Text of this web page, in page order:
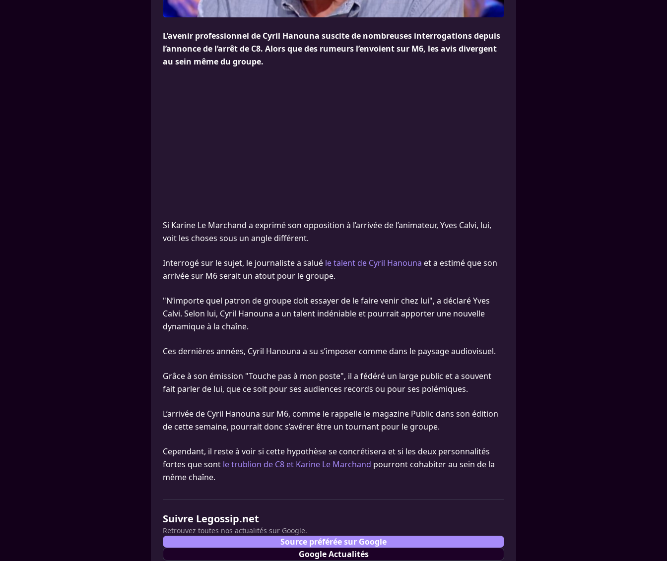
L’avenir professionnel de Cyril Hanouna suscite de nombreuses interrogations depuis
l’annonce de l’arrêt de C8. Alors que des rumeurs l’envoient sur M6, les avis divergent
au sein même du groupe.
Si Karine Le Marchand a exprimé son opposition à l’arrivée de l’animateur, Yves Calvi, lui,
voit les choses sous un angle différent.
Interrogé sur le sujet, le journaliste a salué le talent de Cyril Hanouna et a estimé que son
arrivée sur M6 serait un atout pour le groupe.
"N’importe quel patron de groupe doit essayer de le faire venir chez lui", a déclaré Yves
Calvi. Selon lui, Cyril Hanouna a un talent indéniable et pourrait apporter une nouvelle
dynamique à la chaîne.
Ces dernières années, Cyril Hanouna a su s’imposer comme dans le paysage audiovisuel.
Grâce à son émission "Touche pas à mon poste", il a fédéré un large public et a souvent
fait parler de lui, que ce soit pour ses audiences records ou pour ses polémiques.
L’arrivée de Cyril Hanouna sur M6, comme le rappelle le magazine Public dans son édition
de cette semaine, pourrait donc s’avérer être un tournant pour le groupe.
Cependant, il reste à voir si cette hypothèse se concrétisera et si les deux personnalités
fortes que sont le trublion de C8 et Karine Le Marchand pourront cohabiter au sein de la
même chaîne.
Suivre Legossip.net
Retrouvez toutes nos actualités sur Google.
Source préférée sur Google
Google Actualités